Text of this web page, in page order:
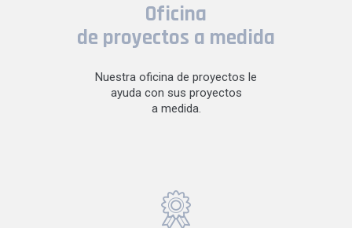
Oficina
de proyectos a medida
Nuestra oficina de proyectos le
ayuda con sus proyectos
a medida.